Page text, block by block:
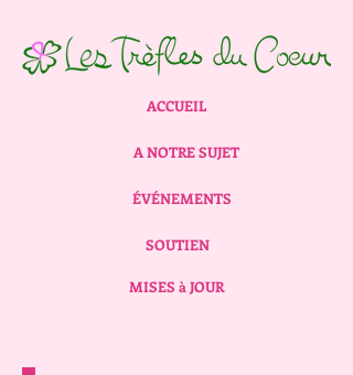
ACCUEIL
A NOTRE SUJET
ÉVÉNEMENTS
SOUTIEN
MISES à JOUR